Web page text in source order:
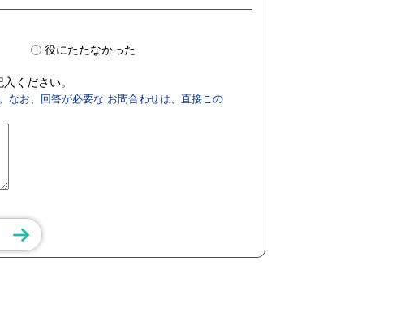
役にたたなかった
ください。
なお、回答が必要な お問合わせは、直接この